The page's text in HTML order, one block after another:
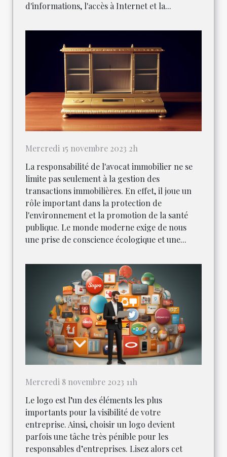
d'informations, l'accès à Internet et la...
Mercredi 15 novembre 2023 2h
La responsabilité de l'avocat immobilier ne se
limite pas seulement à la gestion des
transactions immobilières. En effet, il joue un
rôle important dans la protection de
l'environnement et la promotion de la santé
publique. Le monde moderne exige de nous
une prise de conscience écologique et une...
Mercredi 8 novembre 2023 11h
Le logo est l’un des éléments les plus
importants pour la visibilité de votre
entreprise. Ainsi, choisir un logo devient
parfois une tâche très pénible pour les
responsables d’entreprises. Lisez alors cet